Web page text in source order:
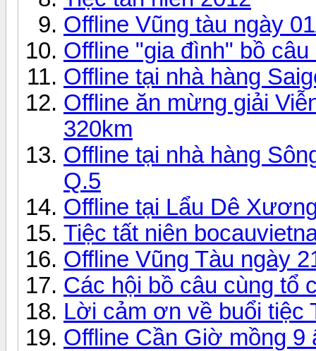
Offline Vũng tàu ngày
Offline "gia đình" bồ
Offline tại nhà hàng
Offline ăn mừng giải
320km
Offline tại nhà hàng
Q.5
Offline tại Lẩu Dê
Tiệc tất niên
Offline Vũng Tàu ngày
Các hội bồ câu cùng tổ
Lời cảm ơn về buổi tiệc
Offline Cần Giờ mồng 9